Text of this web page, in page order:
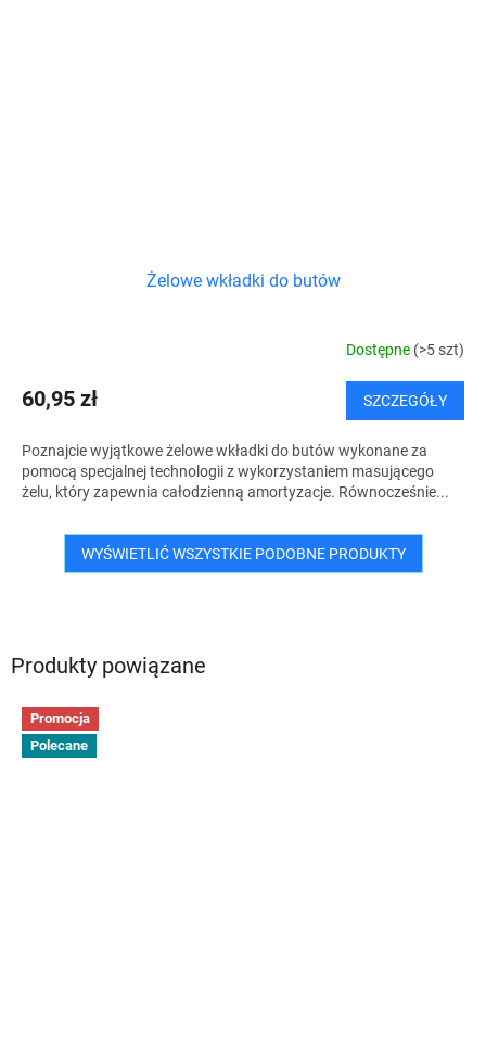
Produkty powiązane
Promocja
Polecane
Żelowe wkładki do butów
Dostępne (>5 szt)
60,95 zł SZCZEGÓŁY
Poznajcie wyjątkowe żelowe wkładki do butów wykonane za
pomocą specjalnej technologii z wykorzystaniem masującego
żelu, który zapewnia całodzienną amortyzacje. Równocześnie...
WYŚWIETLIĆ WSZYSTKIE PODOBNE PRODUKTY